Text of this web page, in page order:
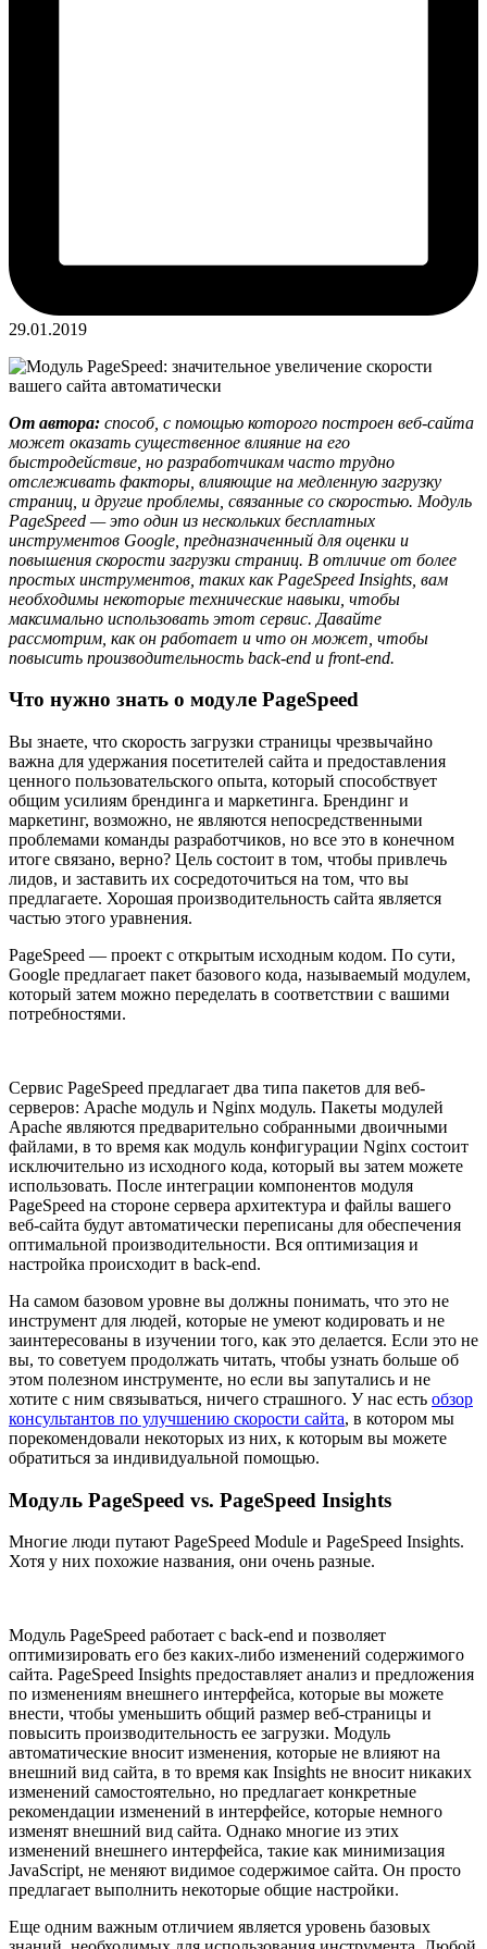
29.01.2019
От автора: способ, с помощью которого построен веб-сайта
может оказать существенное влияние на его
быстродействие, но разработчикам часто трудно
отслеживать факторы, влияющие на медленную загрузку
страниц, и другие проблемы, связанные со скоростью. Модуль
PageSpeed — это один из нескольких бесплатных
инструментов Google, предназначенный для оценки и
повышения скорости загрузки страниц. В отличие от более
простых инструментов, таких как PageSpeed Insights, вам
необходимы некоторые технические навыки, чтобы
максимально использовать этот сервис. Давайте
рассмотрим, как он работает и что он может, чтобы
повысить производительность back-end и front-end.
Что нужно знать о модуле PageSpeed
Вы знаете, что скорость загрузки страницы чрезвычайно
важна для удержания посетителей сайта и предоставления
ценного пользовательского опыта, который способствует
общим усилиям брендинга и маркетинга. Брендинг и
маркетинг, возможно, не являются непосредственными
проблемами команды разработчиков, но все это в конечном
итоге связано, верно? Цель состоит в том, чтобы привлечь
лидов, и заставить их сосредоточиться на том, что вы
предлагаете. Хорошая производительность сайта является
частью этого уравнения.
PageSpeed — проект с открытым исходным кодом. По сути,
Google предлагает пакет базового кода, называемый модулем,
который затем можно переделать в соответствии с вашими
потребностями.
Сервис PageSpeed предлагает два типа пакетов для веб-
серверов: Apache модуль и Nginx модуль. Пакеты модулей
Apache являются предварительно собранными двоичными
файлами, в то время как модуль конфигурации Nginx состоит
исключительно из исходного кода, который вы затем можете
использовать. После интеграции компонентов модуля
PageSpeed на стороне сервера архитектура и файлы вашего
веб-сайта будут автоматически переписаны для обеспечения
оптимальной производительности. Вся оптимизация и
настройка происходит в back-end.
На самом базовом уровне вы должны понимать, что это не
инструмент для людей, которые не умеют кодировать и не
заинтересованы в изучении того, как это делается. Если это не
вы, то советуем продолжать читать, чтобы узнать больше об
этом полезном инструменте, но если вы запутались и не
хотите с ним связываться, ничего страшного. У нас есть обзор
консультантов по улучшению скорости сайта, в котором мы
порекомендовали некоторых из них, к которым вы можете
обратиться за индивидуальной помощью.
Модуль PageSpeed vs. PageSpeed Insights
Многие люди путают PageSpeed Module и PageSpeed Insights.
Хотя у них похожие названия, они очень разные.
Модуль PageSpeed работает с back-end и позволяет
оптимизировать его без каких-либо изменений содержимого
сайта. PageSpeed Insights предоставляет анализ и предложения
по изменениям внешнего интерфейса, которые вы можете
внести, чтобы уменьшить общий размер веб-страницы и
повысить производительность ее загрузки. Модуль
автоматические вносит изменения, которые не влияют на
внешний вид сайта, в то время как Insights не вносит никаких
изменений самостоятельно, но предлагает конкретные
рекомендации изменений в интерфейсе, которые немного
изменят внешний вид сайта. Однако многие из этих
изменений внешнего интерфейса, такие как минимизация
JavaScript, не меняют видимое содержимое сайта. Он просто
предлагает выполнить некоторые общие настройки.
Еще одним важным отличием является уровень базовых